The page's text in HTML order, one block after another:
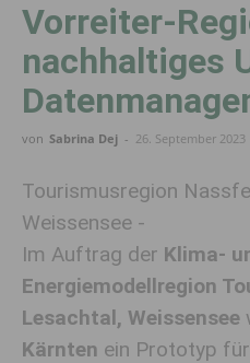
Vorreiter-
nachhaltiges
von Sabrina Dej - 26. September 2023
Tourismusregion
Weissensee -
Im Auftrag der Klima-
Energiemodellregion
Lesachtal, Weissensee
Kärnten ein Prototyp